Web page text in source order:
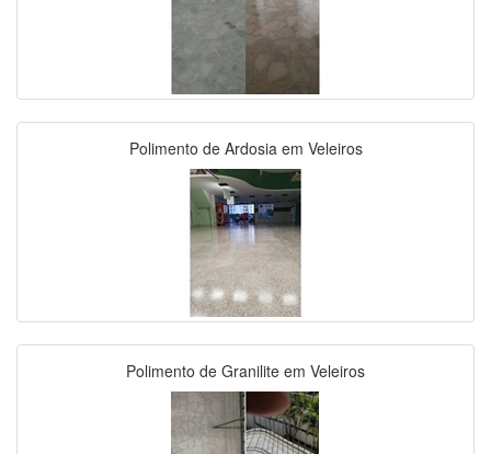
Polimento de Ardosia em Veleiros
Polimento de Granilite em Veleiros